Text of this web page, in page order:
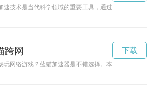
速技术是当代科学领域的重要工具，通过加速原子颗粒
跨网
玩网络游戏？蓝猫加速器是不错选择。本文将介绍如何
下载